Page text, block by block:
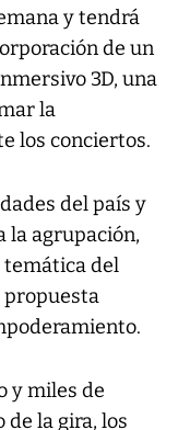
y tendrá
de un
3D, una
la
los conciertos.
del país y
la agrupación,
temática del
propuesta
y miles de
la gira, los